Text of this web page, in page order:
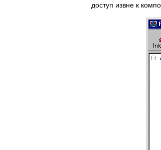
доступ извне к